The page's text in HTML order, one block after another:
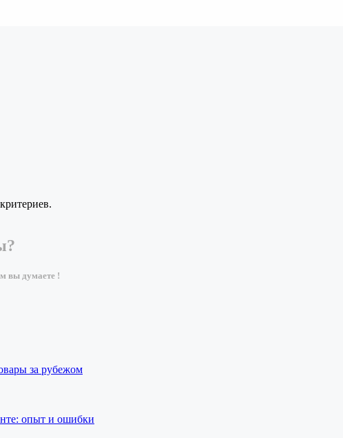
вы думаете !
за рубежом
опыт и ошибки